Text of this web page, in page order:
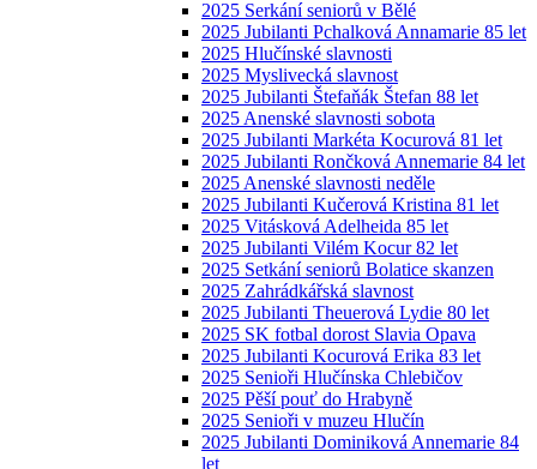
2025 Serkání seniorů v Bělé
2025 Jubilanti Pchalková Annamarie 85 let
2025 Hlučínské slavnosti
2025 Myslivecká slavnost
2025 Jubilanti Štefaňák Štefan 88 let
2025 Anenské slavnosti sobota
2025 Jubilanti Markéta Kocurová 81 let
2025 Jubilanti Rončková Annemarie 84 let
2025 Anenské slavnosti neděle
2025 Jubilanti Kučerová Kristina 81 let
2025 Vitásková Adelheida 85 let
2025 Jubilanti Vilém Kocur 82 let
2025 Setkání seniorů Bolatice skanzen
2025 Zahrádkářská slavnost
2025 Jubilanti Theuerová Lydie 80 let
2025 SK fotbal dorost Slavia Opava
2025 Jubilanti Kocurová Erika 83 let
2025 Senioři Hlučínska Chlebičov
2025 Pěší pouť do Hrabyně
2025 Senioři v muzeu Hlučín
2025 Jubilanti Dominiková Annemarie 84
let